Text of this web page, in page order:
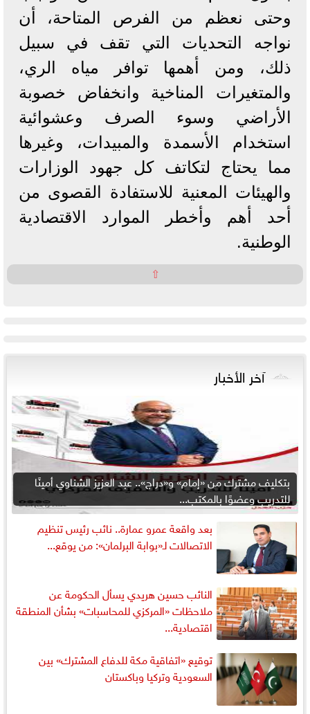
وحتى نعظم من الفرص المتاحة، أن
نواجه التحديات التي تقف في سبيل
ذلك، ومن أهمها توافر مياه الري،
والمتغيرات المناخية وانخفاض خصوبة
الأراضي وسوء الصرف وعشوائية
استخدام الأسمدة والمبيدات، وغيرها
مما يحتاج لتكاتف كل جهود الوزارات
والهيئات المعنية للاستفادة القصوى من
أحد أهم وأخطر الموارد الاقتصادية
الوطنية.
⇧
آخر الأخبار
بتكليف مشترك من «إمام» و«دراج».. عبد العزيز الشناوي أمينًا
للتدريب وعضوًا بالمكتب...
بعد واقعة عمرو عمارة.. نائب رئيس تنظيم
الاتصالات لـ«بوابة البرلمان»: من يوقع...
النائب حسين هريدي يسأل الحكومة عن
ملاحظات «المركزي للمحاسبات» بشأن المنطقة
اقتصادية...
توقيع «اتفاقية مكة للدفاع المشترك» بين
السعودية وتركيا وباكستان